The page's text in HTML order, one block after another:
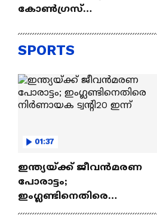
കോൺഗ്രസ്
പ്രതിഷേധം; ദൃശ്യങ്ങൾ
SPORTS
01:37
ഇന്ത്യയ്ക്ക് ജീവൻമരണ
പോരാട്ടം;
ഇംഗ്ലണ്ടിനെതിരെ
നിർണായക ട്വന്റി20 ഇന്ന്